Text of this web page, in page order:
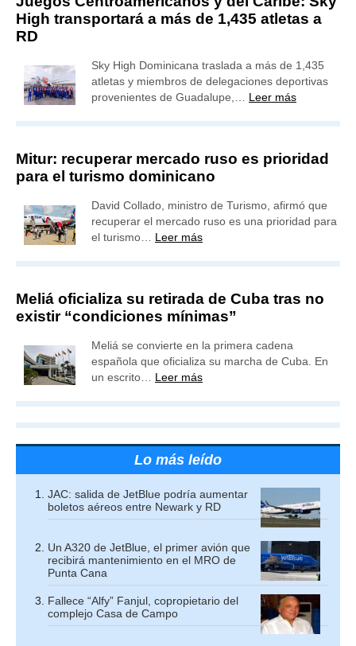
High transportará a más de 1,435 atletas a
RD
Sky High Dominicana traslada a más de 1,435
atletas y miembros de delegaciones deportivas
provenientes de Guadalupe,… Leer más
Mitur: recuperar mercado ruso es prioridad
para el turismo dominicano
David Collado, ministro de Turismo, afirmó que
recuperar el mercado ruso es una prioridad para
el turismo… Leer más
Meliá oficializa su retirada de Cuba tras no
existir “condiciones mínimas”
Meliá se convierte en la primera cadena
española que oficializa su marcha de Cuba. En
un escrito… Leer más
Lo más leído
JAC: salida de JetBlue podría aumentar
boletos aéreos entre Newark y RD
Un A320 de JetBlue, el primer avión que
recibirá mantenimiento en el MRO de
Punta Cana
Fallece “Alfy” Fanjul, copropietario del
complejo Casa de Campo